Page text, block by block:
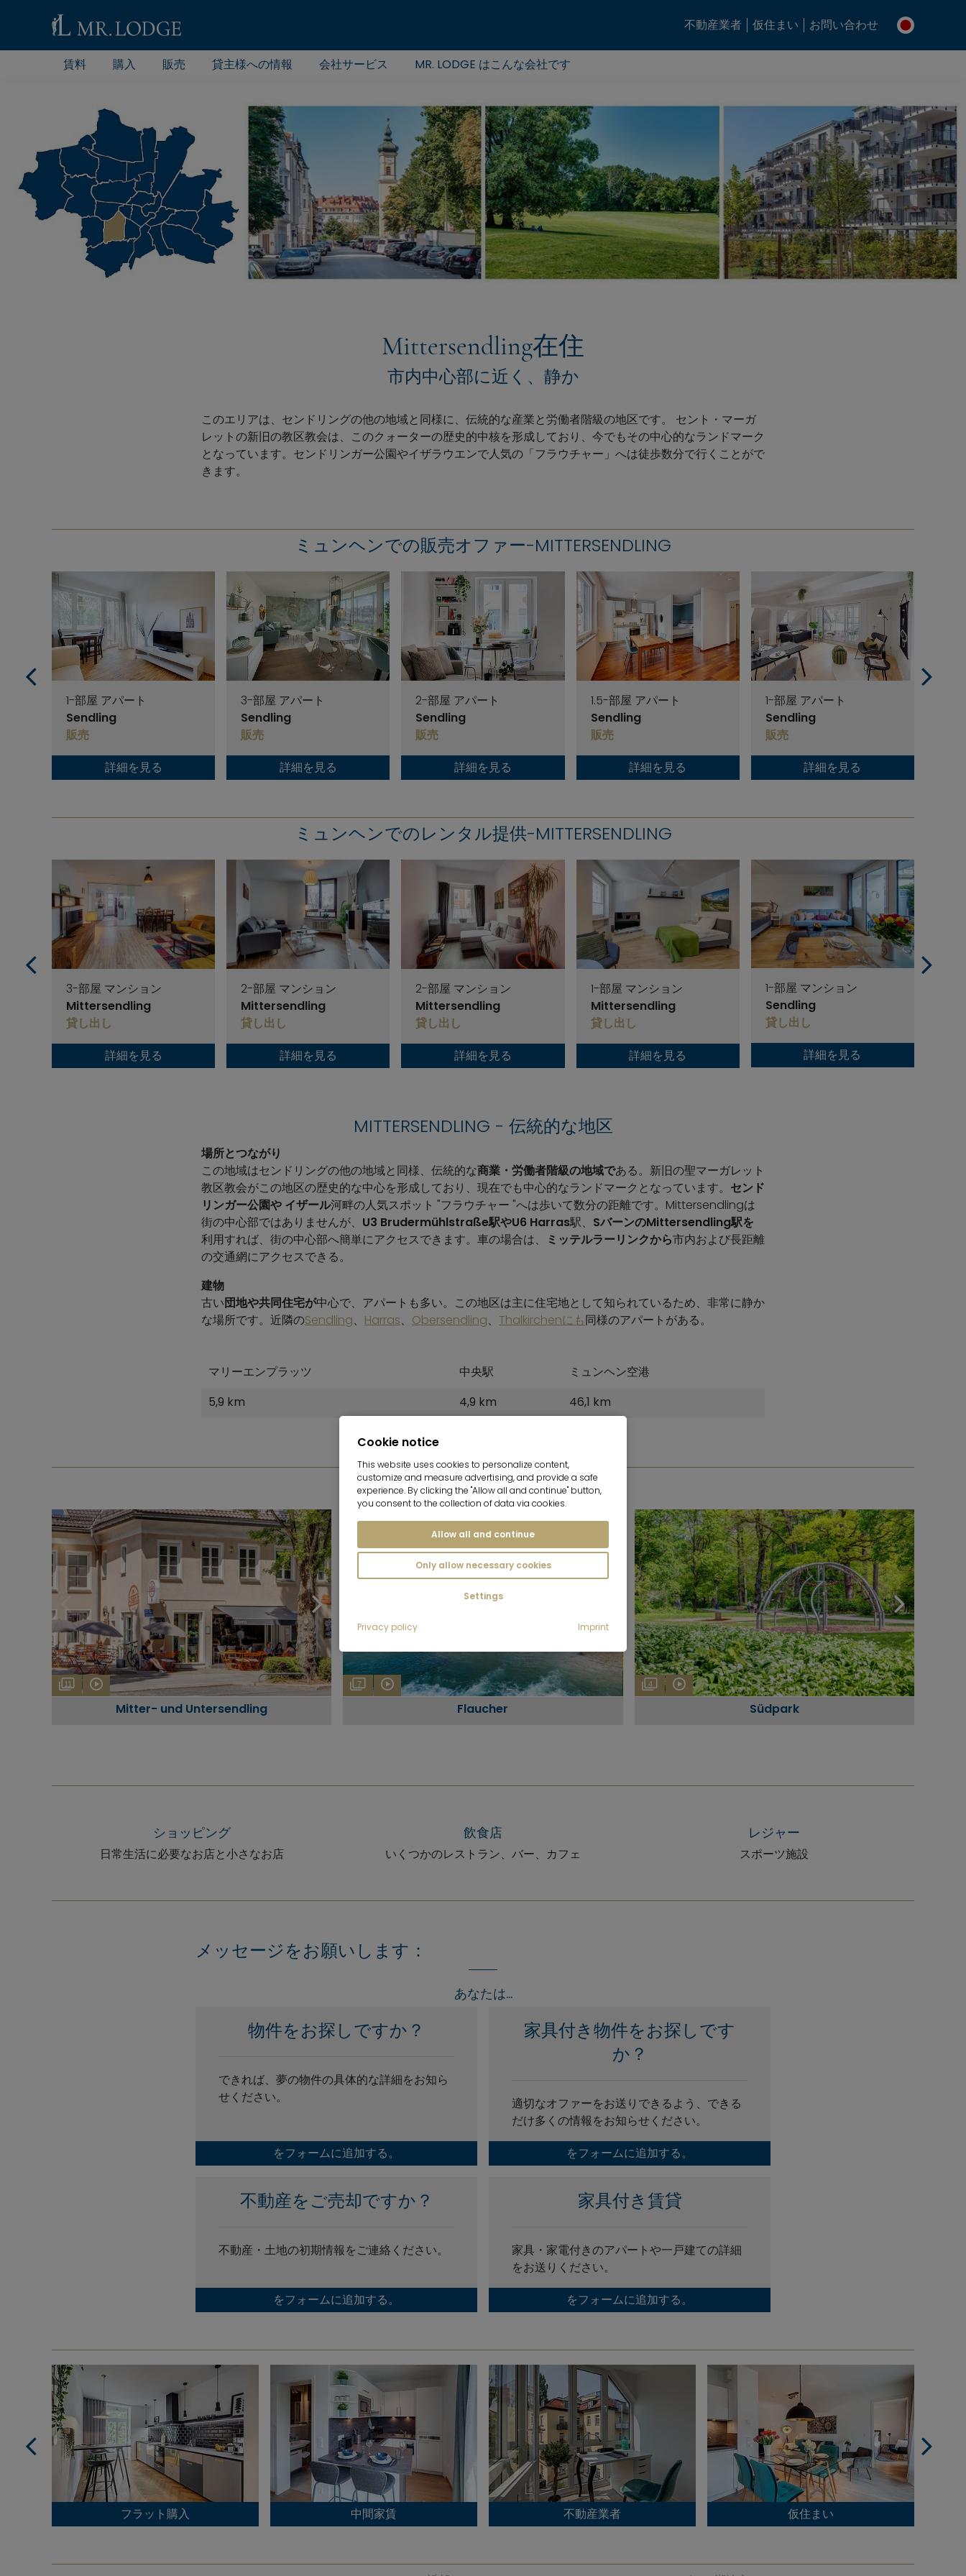
不動産業者 仮住まい お問い合わせ
賃料 購入 販売 貸主様への情報 会社サービス MR. LODGE はこんな会社です
Mittersendling在住
市内中心部に近く、静か
このエリアは、センドリングの他の地域と同様に、伝統的な産業と労働者階級の地区です。 セント・マーガ
レットの新旧の教区教会は、このクォーターの歴史的中核を形成しており、今でもその中心的なランドマーク
となっています。センドリンガー公園やイザラウエンで人気の「フラウチャー」へは徒歩数分で行くことがで
きます。
ミュンヘンでの販売オファー-MITTERSENDLING
1-部屋 アパート
Sendling
販売
詳細を見る
3-部屋 アパート
Sendling
販売
詳細を見る
2-部屋 アパート
Sendling
販売
詳細を見る
1.5-部屋 アパート
Sendling
販売
詳細を見る
1-部屋 アパート
Sendling
販売
詳細を見る
ミュンヘンでのレンタル提供-MITTERSENDLING
3-部屋 マンション
Mittersendling
貸し出し
詳細を見る
2-部屋 マンション
Mittersendling
貸し出し
詳細を見る
2-部屋 マンション
Mittersendling
貸し出し
詳細を見る
1-部屋 マンション
Mittersendling
貸し出し
詳細を見る
1-部屋 マンション
Sendling
貸し出し
詳細を見る
MITTERSENDLING - 伝統的な地区
場所とつながり
この地域はセンドリングの他の地域と同様、伝統的な商業・労働者階級の地域である。新旧の聖マーガレット
教区教会がこの地区の歴史的な中心を形成しており、現在でも中心的なランドマークとなっています。 センド
リンガー公園や イザール河畔の人気スポット "フラウチャー "へは歩いて数分の距離です。Mittersendlingは
街の中心部ではありませんが、 U3 Brudermühlstraße駅やU6 Harras駅、 SバーンのMittersendling駅を
利用すれば、街の中心部へ簡単にアクセスできます。車の場合は、
ミッテルラーリンクから市内および長距離
の交通網にアクセスできる。
建物
古い団地や共同住宅が中心で、アパートも多い。この地区は主に住宅地として知られているため、非常に静か
な場所です。近隣のSendling、 Harras、 Obersendling、 Thalkirchenにも同様のアパートがある。
マリーエンプラッツ 中央駅
ミュンヘン空港
5,9 km
4,9 km 46,1 km
フォトギャラリー
11
Mitter- und Untersendling
7
Flaucher
4
Südpark
ショッピング
日常生活に必要なお店と小さなお店
飲食店
いくつかのレストラン、バー、カフェ
レジャー
スポーツ施設
メッセージをお願いします：
あなたは...
物件をお探しですか？
できれば、夢の物件の具体的な詳細をお知ら
せください。
をフォームに追加する。
家具付き物件をお探しです
か？
適切なオファーをお送りできるよう、できる
だけ多くの情報をお知らせください。
をフォームに追加する。
不動産をご売却ですか？
不動産・土地の初期情報をご連絡ください。
をフォームに追加する。
家具付き賃貸
家具・家電付きのアパートや一戸建ての詳細
をお送りください。
をフォームに追加する。
フラット購入 中間家賃 不動産業者 仮住まい
Cookie notice
This website uses cookies to personalize content,
customize and measure advertising, and provide a safe
experience. By clicking the "Allow all and continue" button,
you consent to the collection of data via cookies.
Allow all and continue
Only allow necessary cookies
Settings
Privacy policy Imprint